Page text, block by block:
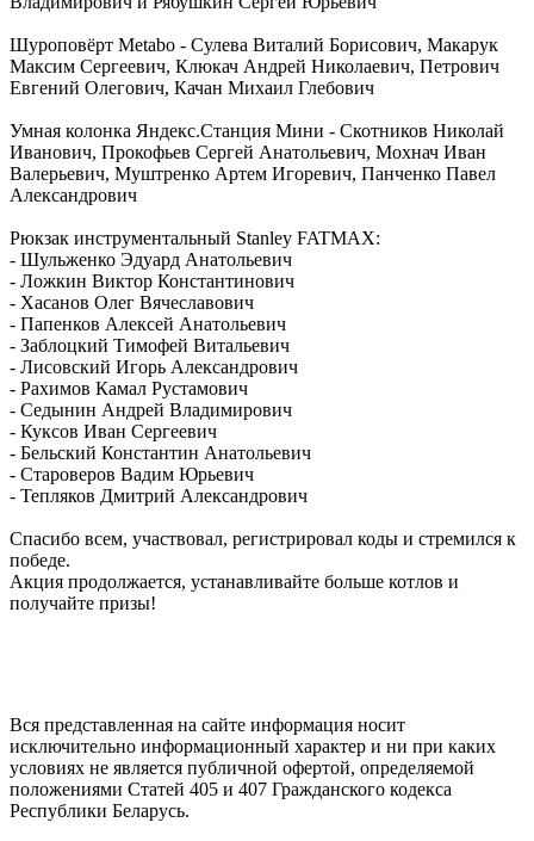
Шуроповёрт Metabo - Сулева Виталий Борисович, Макарук
Максим Сергеевич, Клюкач Андрей Николаевич, Петрович
Евгений Олегович, Качан Михаил Глебович
Умная колонка Яндекс.Станция Мини - Скотников Николай
Иванович, Прокофьев Сергей Анатольевич, Мохнач Иван
Валерьевич, Муштренко Артем Игоревич, Панченко Павел
Александрович
Рюкзак инструментальный Stanley FATMAX:
- Шульженко Эдуард Анатольевич
- Ложкин Виктор Константинович
- Хасанов Олег Вячеславович
- Папенков Алексей Анатольевич
- Заблоцкий Тимофей Витальевич
- Лисовский Игорь Александрович
- Рахимов Камал Рустамович
- Седынин Андрей Владимирович
- Куксов Иван Сергеевич
- Бельский Константин Анатольевич
- Староверов Вадим Юрьевич
- Тепляков Дмитрий Александрович
Спасибо всем, участвовал, регистрировал коды и стремился к
победе.
Акция продолжается, устанавливайте больше котлов и
получайте призы!
Вся представленная на сайте информация носит
исключительно информационный характер и ни при каких
условиях не является публичной офертой, определяемой
положениями Статей 405 и 407 Гражданского кодекса
Республики Беларусь.